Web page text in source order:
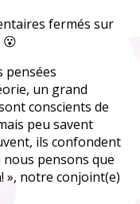
fermés sur
pensées
un grand
conscients de
peu savent
ils confondent
pensons que
», notre conjoint(e)